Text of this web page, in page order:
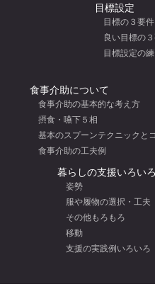
目標設定
目標の３要件
良い目標の
目標設定の
食事介助について
食事介助の基本的な考え方
摂食・嚥下５相
基本のスプーンテクニックと
食事介助の工夫例
暮らしの支援いろいろ
姿勢
服や履物の選択・工夫
その他もろもろ
移動
支援の実践例いろいろ